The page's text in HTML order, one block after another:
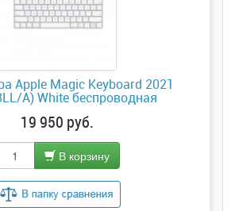
Apple Magic Keyboard 2021
A) White беспроводная
19 950 руб.
В корзину